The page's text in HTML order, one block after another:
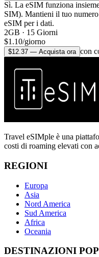
Sì. La eSIM funziona
SIM). Mantieni il tuo numero
eSIM per i dati.
2GB · 15 Giorni
$1.10/giorno
$12.37 — Acquista ora con
Travel eSIMple è una
costi di roaming elevati con
REGIONI
Europa
Asia
Nord America
Sud America
Africa
Oceania
DESTINAZIONI